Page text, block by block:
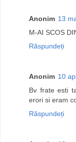
Anonim 13
M-AI SCOS
Răspundeți
Anonim 10
Bv frate esti
erori si eram
Răspundeți